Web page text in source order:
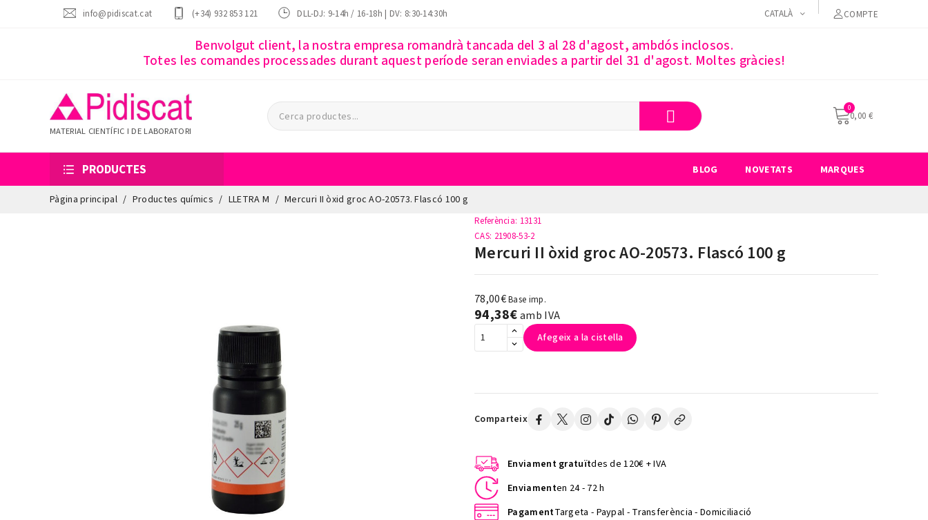
info@pidiscat.cat (+34) 932 853 121 DLL-DJ: 9-14h / 16-18h | DV: 8:30-14:30h CATALÀ COMPTE
Benvolgut client, la nostra empresa romandrà tancada del 3 al 28 d'agost, ambdós inclosos.
Totes les comandes processades durant aquest període seran enviades a partir del 31 d'agost. Moltes gràcies!
MATERIAL CIENTÍFIC I DE LABORATORI
0,00 €
PRODUCTES BLOG NOVETATS MARQUES
Pàgina principal Productes químics LLETRA M Mercuri II òxid groc AO-20573. Flascó 100 g
Referència: 13131
CAS: 21908-53-2
Mercuri II òxid groc AO-20573. Flascó 100 g
78,00€Base imp.
94,38€amb IVA
Afegeix a la cistella
Comparteix
Enviament gratuïtdes de 120€ + IVA
Enviamenten 24 - 72 h
PagamentTargeta - Paypal - Transferència - Domiciliació